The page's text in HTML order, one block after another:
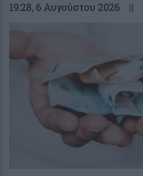
19:28, 6 Αυγούστου 2026 ||